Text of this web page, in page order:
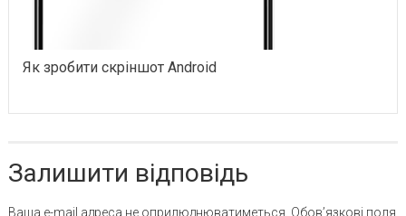
Як зробити скріншот Android
Залишити відповідь
Ваша e-mail адреса не оприлюднюватиметься. Обов’язкові поля